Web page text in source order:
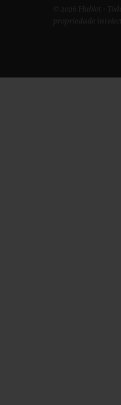
© 2026 Hublot -
propriedade